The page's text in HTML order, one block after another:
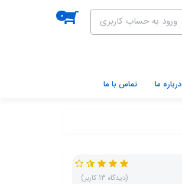
ورود به حساب کاربری 0
درباره ما تماس با ما
(دیدگاه 13 کاربر)